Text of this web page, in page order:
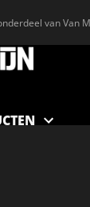
van Van